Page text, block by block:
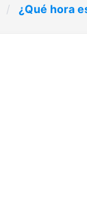
¿Qué hora